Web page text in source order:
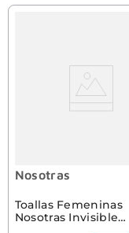
Nosotras
Toallas Femeninas
Nosotras Invisible